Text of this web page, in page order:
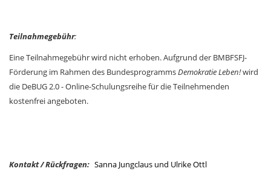
Teilnahmegebühr:
Eine Teilnahmegebühr wird nicht erhoben. Aufgrund der BMBFSFJ-
Förderung im Rahmen des BundesprogrammsDemokratie Leben!wird
die DeBUG 2.0 - Online-Schulungsreihe für die Teilnehmenden
kostenfrei angeboten.
Kontakt / Rückfragen: Sanna Jungclaus und Ulrike Ottl